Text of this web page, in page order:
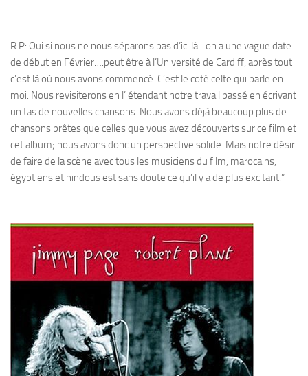
R.P: Oui si nous ne nous séparons pas d’ici là…on a une vague date
de début en Février….peut être à l’Université de Cardiff, après tout
c’est là où nous avons commencé. C’est le coté celte qui parle en
moi. Nous revisiterons en l’ étendant notre travail passé en écrivant
un tas de nouvelles chansons. Nous avons déjà beaucoup plus de
chansons prêtes que celles que vous avez découverts sur ce film et
cet album; nous avons donc un perspective solide. Mais notre désir
de faire de la scène avec tous les musiciens du film, marocains,
égyptiens et hindous est sans doute ce qu’il y a de plus excitant.”